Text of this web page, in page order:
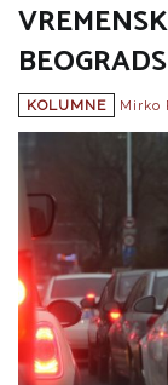
KOLUMNE Mirko